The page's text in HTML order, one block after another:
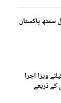
سمتھ پاکستان
ویزا اجرا
کے ذریعے